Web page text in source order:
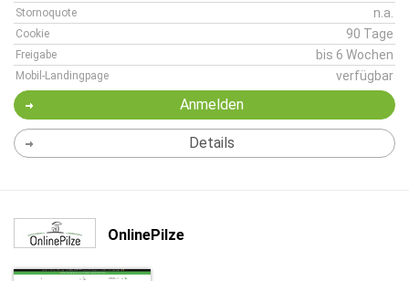
Stornoquote n.a.
Cookie 90 Tage
Freigabe bis 6 Wochen
Mobil-Landingpage verfügbar
Anmelden
Details
OnlinePilze